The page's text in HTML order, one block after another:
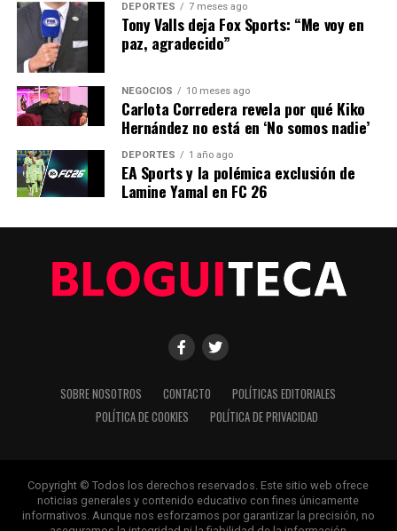
Crisis política en España: Nuevas elecciones a la vista
ANTERIOR
Aumento de la Inflación en España: Un Desafío
Económico Persistente
Nuestro equipo editorial no solo informa las noticias: las vive.
una mirada atenta al detalle, abordamos la política, la cultura y
la tecnología con un análisis preciso y profundo. Cuando los
DEPORTES 7 meses ago
Tony Valls deja Fox Sports: “Me voy en
paz, agradecido”
NEGOCIOS 10 meses ago
Carlota Corredera revela por qué Kiko
Hernández no está en ‘No somos nadie’
DEPORTES 1 año ago
EA Sports y la polémica exclusión de
Lamine Yamal en FC 26
SOBRE NOSOTROS CONTACTO
POLÍTICAS EDITORIALES
POLÍTICA DE COOKIES
POLÍTICA DE PRIVACIDAD
Copyright © Todos los derechos reservados. Este sitio web ofrece
noticias generales y contenido educativo con fines únicamente
informativos. Aunque nos esforzamos por garantizar la precisión, no